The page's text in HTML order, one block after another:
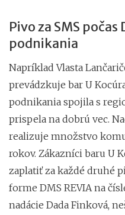
Pivo za SMS
podnikania
Napríklad Vlasta
prevádzkuje bar U
podnikania spojila s
prispela na dobrú vec.
realizuje množstvo
rokov. Zákazníci baru U
zaplatiť za každé druhé
forme DMS REVIA na
nadácie Dada Finková,